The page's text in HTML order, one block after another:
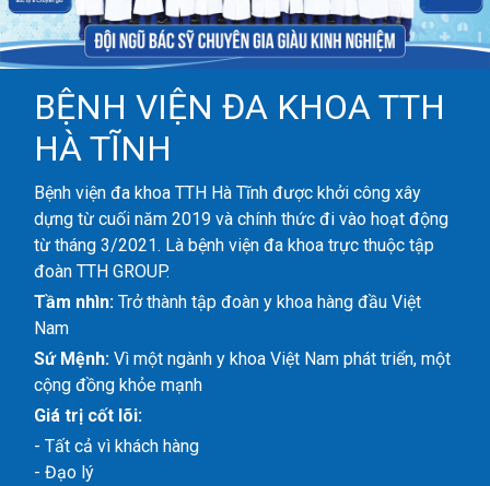
BỆNH VIỆN ĐA KHOA TTH
HÀ TĨNH
Bệnh viện đa khoa TTH Hà Tĩnh được khởi công xây
dựng từ cuối năm 2019 và chính thức đi vào hoạt động
từ tháng 3/2021. Là bệnh viện đa khoa trực thuộc tập
đoàn TTH GROUP.
Tầm nhìn: Trở thành tập đoàn y khoa hàng đầu Việt
Nam
Sứ Mệnh: Vì một ngành y khoa Việt Nam phát triển, một
cộng đồng khỏe mạnh
Giá trị cốt lõi:
- Tất cả vì khách hàng
- Đạo lý